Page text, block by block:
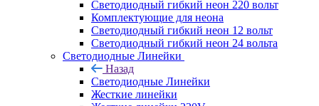
Светодиодный гибкий неон 220 вольт
Комплектующие для неона
Светодиодный гибкий неон 12 вольт
Светодиодный гибкий неон 24 вольта
Светодиодные Линейки
Назад
Светодиодные Линейки
Жесткие линейки